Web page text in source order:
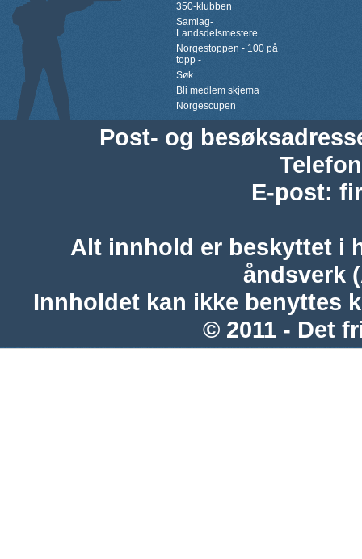
350-klubben
Samlag-
Landsdelsmestere
Norgestoppen - 100 på
topp -
Søk
Bli medlem skjema
Norgescupen
Post- og
Telefon
E-post:
Alt innhold er beskyttet i
åndsverk
Innholdet kan ikke benyttes
© 2011 - Det